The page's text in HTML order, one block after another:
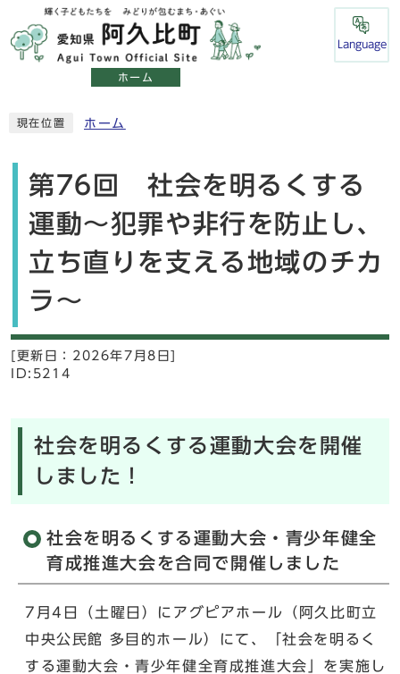
ホーム
Language
現在位置 ホーム
第76回 社会を明るくする
運動～犯罪や非行を防止し、
立ち直りを支える地域のチカ
ラ～
[更新日： 2026年7月8日]
ID:5214
社会を明るくする運動大会を開催
しました！
社会を明るくする運動大会・青少年健全
育成推進大会を合同で開催しました
7月4日（土曜日）にアグピアホール（阿久比町立
中央公民館 多目的ホール）にて、「社会を明るく
する運動大会・青少年健全育成推進大会」を実施し